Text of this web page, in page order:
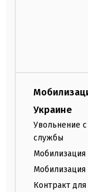
Украине
Увольнение
службы
Мобилизация
Контракт